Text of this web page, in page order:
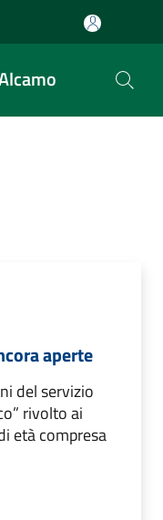
aperte
del servizio
rivolto ai
età compresa